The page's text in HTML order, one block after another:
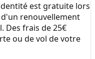
est gratuite lors
renouvellement
Des frais de 25€
ou de vol de votre